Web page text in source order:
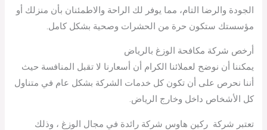
الجودة والرضا التام، مما يوفر لك الراحة والاطمئنان بأن منزلك أو
مؤسستك ستكون حرة من الحشرات وصحية بشكل كامل.
أرخص شركة مكافحة الوزغ بالرياض
يمكننا أن نوضح لعملائنا الكرام أن أسعارنا لا تقبل المنافسة حيث
أننا نحرص على أن تكون كل خدمات الشركة بشكل عام في متناول
كل الأشخاص داخل وخارج الرياض.
تعتبر شركة ركين هاوس شركة رائدة في مجال الوزغ ، وذلك